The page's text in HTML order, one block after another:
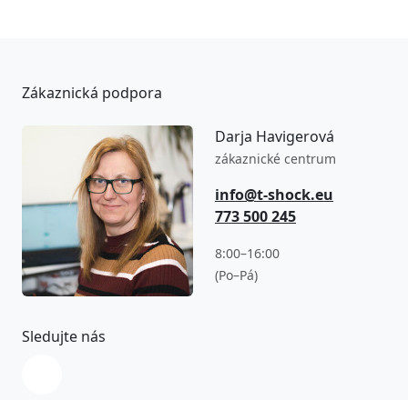
Zákaznická podpora
Darja Havigerová
zákaznické centrum
info@t-shock.eu
773 500 245
8:00–16:00
(Po–Pá)
Sledujte nás